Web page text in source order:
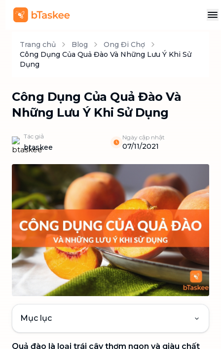
Trang chủ Blog
Ong Đi Chợ
Công Dụng Của Quả Đào Và Những Lưu Ý Khi Sử
Dụng
Công Dụng Của Quả Đào Và
Những Lưu Ý Khi Sử Dụng
Tác giả
btaskee
Ngày cập nhật
07/11/2021
Mục lục
Quả đào là loại trái cây thơm ngon và giàu chất